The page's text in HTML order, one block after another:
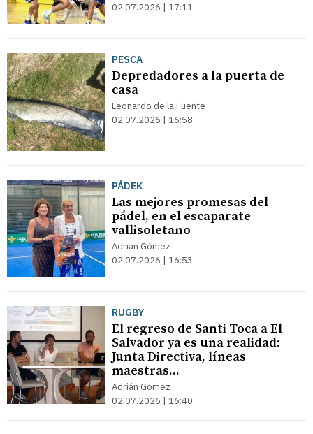
02.07.2026 | 17:11
PESCA
Depredadores a la puerta de
casa
Leonardo de la Fuente
02.07.2026 | 16:58
PÁDEK
Las mejores promesas del
pádel, en el escaparate
vallisoletano
Adrián Gómez
02.07.2026 | 16:53
RUGBY
El regreso de Santi Toca a El
Salvador ya es una realidad:
Junta Directiva, líneas
maestras...
Adrián Gómez
02.07.2026 | 16:40